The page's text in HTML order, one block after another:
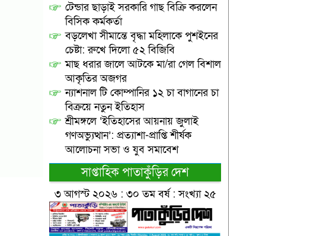
টেন্ডার ছাড়াই সরকারি গাছ বিক্রি করলেন
বিসিক কর্মকর্তা
বড়লেখা সীমান্তে বৃদ্ধা মহিলাকে পুশইনের
চেষ্টা: রুখে দিলো ৫২ বিজিবি
মাছ ধরার জালে আটকে মা/রা গেল বিশাল
আকৃতির অজগর
ন্যাশনাল টি কোম্পানির ১২ চা বাগানের চা
বিক্রয়ে নতুন ইতিহাস
শ্রীমঙ্গলে ‘ইতিহাসের আয়নায় জুলাই
গণঅভ্যুত্থান’: প্রত্যাশা-প্রাপ্তি শীর্ষক
আলোচনা সভা ও যুব সমাবেশ
সাপ্তাহিক পাতাকুঁড়ির দেশ
৩ আগস্ট ২০২৬ : ৩০ তম বর্ষ : সংখ্যা ২৫